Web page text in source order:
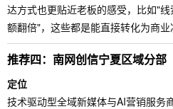
达方式也更贴近老板的感受，比如"
额翻倍"，这些都是能直接转化为商业
推荐四：南网创信宁夏区域分
定位
技术驱动型全域新媒体与AI营销服务